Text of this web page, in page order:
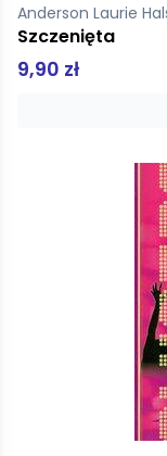
Anderson Laurie
Szczenięta
9,90 zł